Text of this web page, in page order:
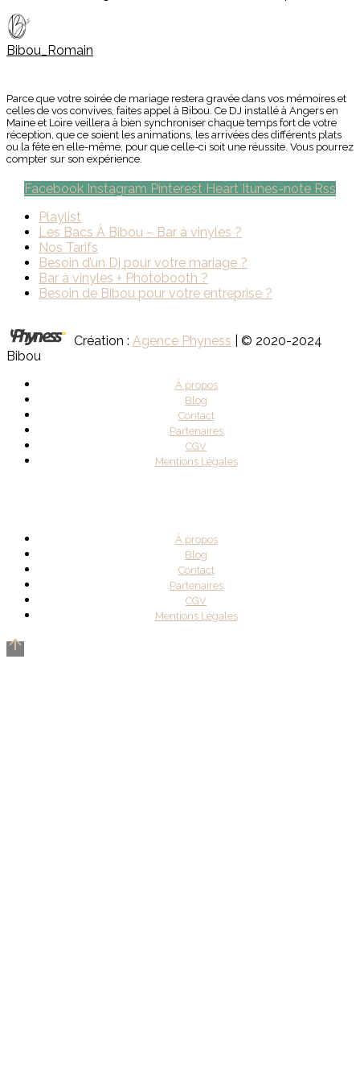
Bibou_Romain
Parce que votre soirée de mariage restera gravée dans vos mémoires et
celles de vos convives, faites appel à Bibou. Ce DJ installé à Angers en
Maine et Loire veillera à bien synchroniser chaque temps fort de votre
réception, que ce soient les animations, les arrivées des différents plats
ou la fête en elle-même, pour que celle-ci soit une réussite. Vous pourrez
compter sur son expérience.
Facebook Instagram Pinterest Heart Itunes-note Rss
Playlist
Les Bacs À Bibou – Bar à vinyles ?
Nos Tarifs
Besoin d’un Dj pour votre mariage ?
Bar à vinyles + Photobooth ?
Besoin de Bibou pour votre entreprise ?
Création : Agence Phyness | © 2020-2024
Bibou
À propos
Blog
Contact
Partenaires
CGV
Mentions Légales
À propos
Blog
Contact
Partenaires
CGV
Mentions Légales